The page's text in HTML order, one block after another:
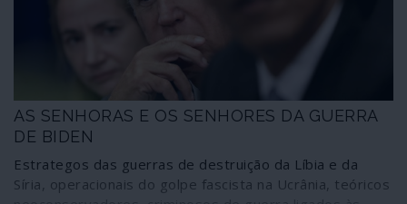
AS SENHORAS E OS SENHORES DA GUERRA
DE BIDEN
Estrategos das guerras de destruição da Líbia e da
Síria, operacionais do golpe fascista na Ucrânia, teóricos